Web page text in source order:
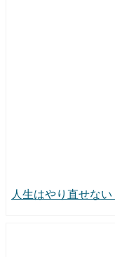
人生はやり直せな